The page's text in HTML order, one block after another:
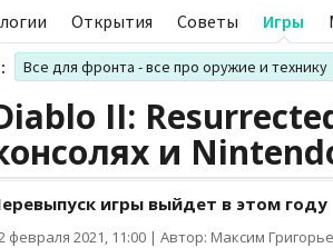
Открытия Советы Игры
Все для фронта - все про оружие и технику
II:
и
игры выйдет в этом году
февраля 2021, 11:00 | Автор: Максим